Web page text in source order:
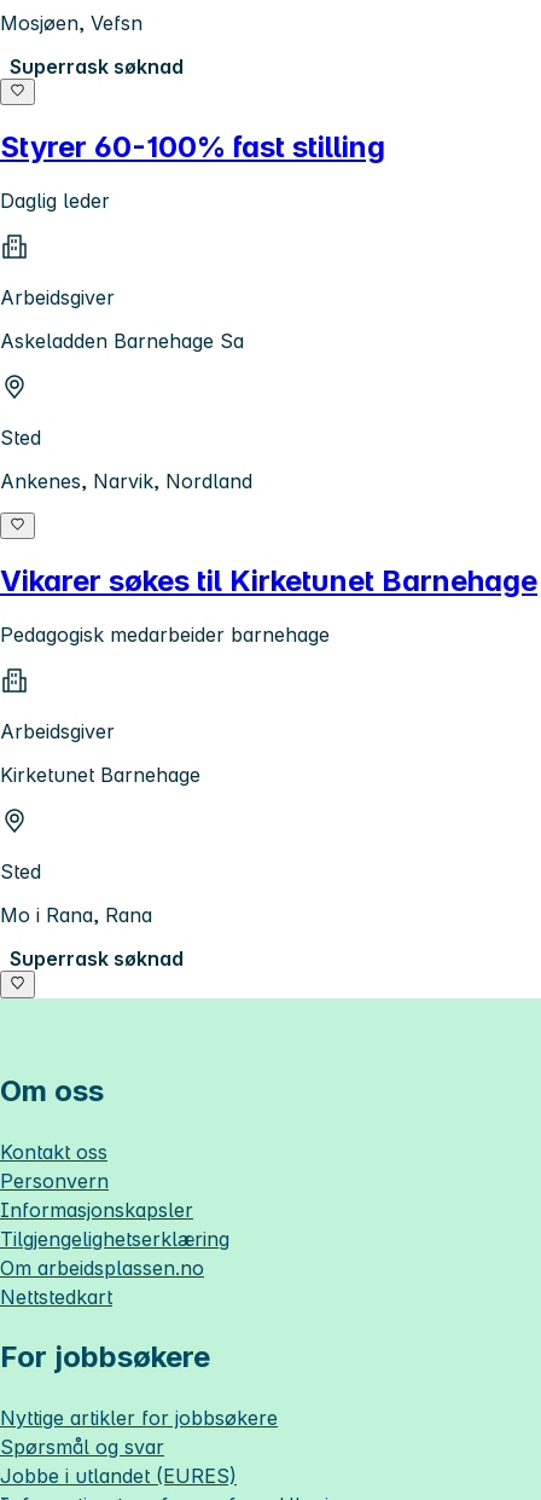
Mosjøen, Vefsn
Superrask søknad
Styrer 60-100% fast stilling
Daglig leder
Arbeidsgiver
Askeladden Barnehage Sa
Sted
Ankenes, Narvik, Nordland
Vikarer søkes til Kirketunet Barnehage
Pedagogisk medarbeider barnehage
Arbeidsgiver
Kirketunet Barnehage
Sted
Mo i Rana, Rana
Superrask søknad
Om oss
Kontakt oss
Personvern
Informasjonskapsler
Tilgjengelighetserklæring
Om arbeidsplassen.no
Nettstedkart
For jobbsøkere
Nyttige artikler for jobbsøkere
Spørsmål og svar
Jobbe i utlandet (EURES)